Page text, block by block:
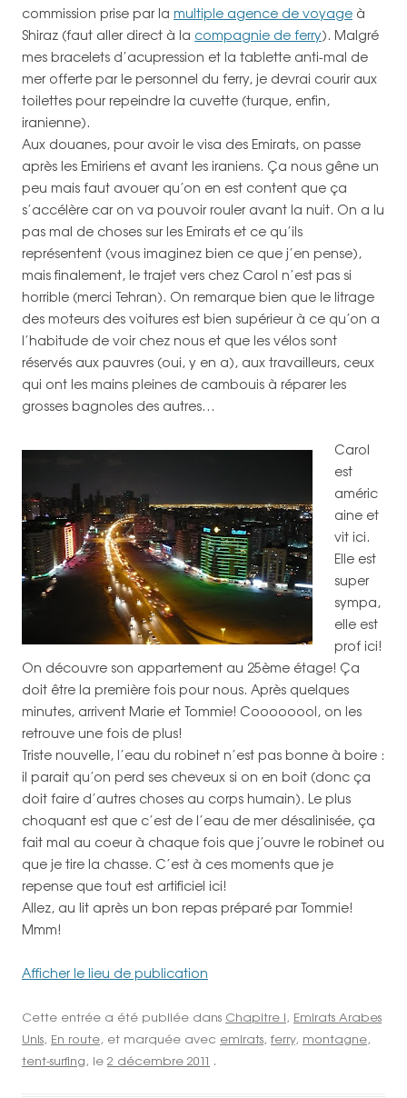
commission prise par la multiple agence de voyage à
Shiraz (faut aller direct à la compagnie de ferry). Malgré
mes bracelets d’acupression et la tablette anti-mal de
mer offerte par le personnel du ferry, je devrai courir aux
toilettes pour repeindre la cuvette (turque, enfin,
iranienne).
Aux douanes, pour avoir le visa des Emirats, on passe
après les Emiriens et avant les iraniens. Ça nous gêne un
peu mais faut avouer qu’on en est content que ça
s’accélère car on va pouvoir rouler avant la nuit. On a lu
pas mal de choses sur les Emirats et ce qu’ils
représentent (vous imaginez bien ce que j’en pense),
mais finalement, le trajet vers chez Carol n’est pas si
horrible (merci Tehran). On remarque bien que le litrage
des moteurs des voitures est bien supérieur à ce qu’on a
l’habitude de voir chez nous et que les vélos sont
réservés aux pauvres (oui, y en a), aux travailleurs, ceux
qui ont les mains pleines de cambouis à réparer les
grosses bagnoles des autres…
Carol
est
améric
aine et
vit ici.
Elle est
super
sympa,
elle est
prof ici!
On découvre son appartement au 25ème étage! Ça
doit être la première fois pour nous. Après quelques
minutes, arrivent Marie et Tommie! Coooooool, on les
retrouve une fois de plus!
Triste nouvelle, l’eau du robinet n’est pas bonne à boire :
il parait qu’on perd ses cheveux si on en boit (donc ça
doit faire d’autres choses au corps humain). Le plus
choquant est que c’est de l’eau de mer désalinisée, ça
fait mal au coeur à chaque fois que j’ouvre le robinet ou
que je tire la chasse. C’est à ces moments que je
repense que tout est artificiel ici!
Allez, au lit après un bon repas préparé par Tommie!
Mmm!
Afficher le lieu de publication
Cette entrée a été publiée dans Chapitre I, Emirats Arabes
Unis, En route, et marquée avec emirats, ferry, montagne,
tent-surfing, le 2 décembre 2011 .